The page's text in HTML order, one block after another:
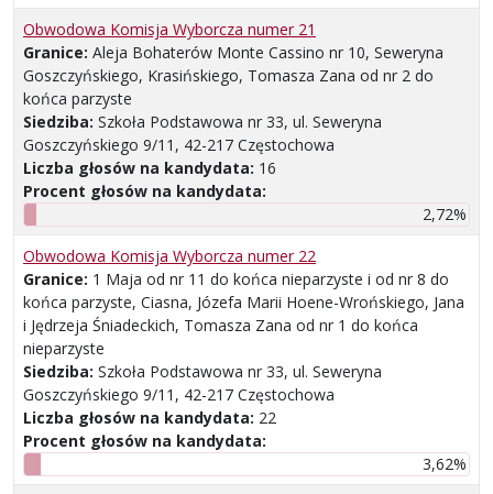
Obwodowa Komisja Wyborcza numer 21
Granice: Aleja Bohaterów Monte Cassino nr 10, Seweryna
Goszczyńskiego, Krasińskiego, Tomasza Zana od nr 2 do
końca parzyste
Siedziba: Szkoła Podstawowa nr 33, ul. Seweryna
Goszczyńskiego 9/11, 42-217 Częstochowa
Liczba głosów na kandydata: 16
Procent głosów na kandydata:
2,72%
Obwodowa Komisja Wyborcza numer 22
Granice: 1 Maja od nr 11 do końca nieparzyste i od nr 8 do
końca parzyste, Ciasna, Józefa Marii Hoene-Wrońskiego, Jana
i Jędrzeja Śniadeckich, Tomasza Zana od nr 1 do końca
nieparzyste
Siedziba: Szkoła Podstawowa nr 33, ul. Seweryna
Goszczyńskiego 9/11, 42-217 Częstochowa
Liczba głosów na kandydata: 22
Procent głosów na kandydata:
3,62%